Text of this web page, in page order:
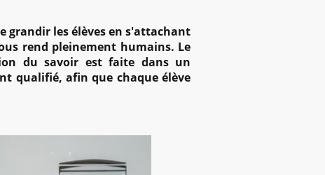
grandir les élèves en s'attachant
rend pleinement humains. Le
du savoir est faite dans un
qualifié, afin que chaque élève